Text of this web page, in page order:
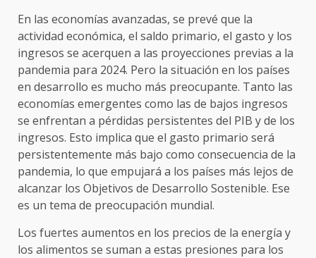
En las economías avanzadas, se prevé que la
actividad económica, el saldo primario, el gasto y los
ingresos se acerquen a las proyecciones previas a la
pandemia para 2024. Pero la situación en los países
en desarrollo es mucho más preocupante. Tanto las
economías emergentes como las de bajos ingresos
se enfrentan a pérdidas persistentes del PIB y de los
ingresos. Esto implica que el gasto primario será
persistentemente más bajo como consecuencia de la
pandemia, lo que empujará a los países más lejos de
alcanzar los Objetivos de Desarrollo Sostenible. Ese
es un tema de preocupación mundial.
Los fuertes aumentos en los precios de la energía y
los alimentos se suman a estas presiones para los